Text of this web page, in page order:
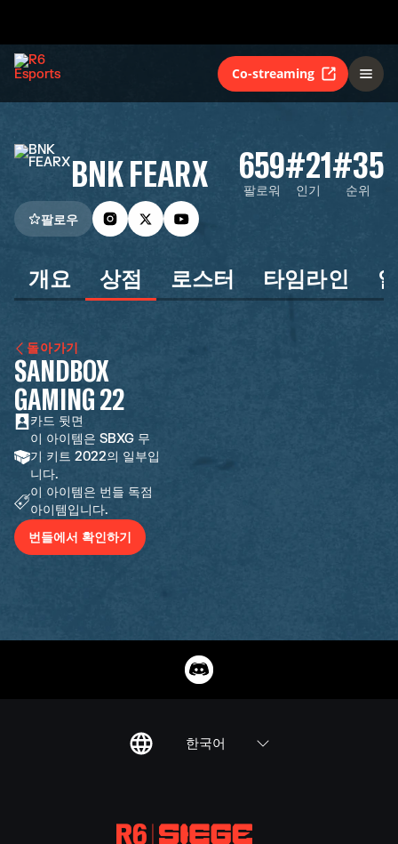
Co-streaming
BNK FEARX 659
팔로워
#21
인기
#35
순위
팔로우
개요 상점 로스터 타임라인
돌아가기
SANDBOX
GAMING 22
카드 뒷면
이 아이템은 SBXG 무
기 키트 2022의 일부입
니다.
이 아이템은 번들 독점
아이템입니다.
번들에서 확인하기
한국어